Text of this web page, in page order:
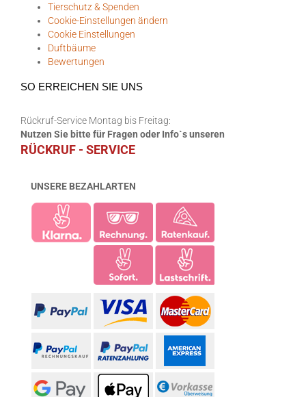
Tierschutz & Spenden
Cookie-Einstellungen ändern
Cookie Einstellungen
Duftbäume
Bewertungen
SO ERREICHEN SIE UNS
Rückruf-Service Montag bis Freitag:
Nutzen Sie bitte für Fragen oder Info`s unseren
RÜCKRUF - SERVICE
UNSERE BEZAHLARTEN